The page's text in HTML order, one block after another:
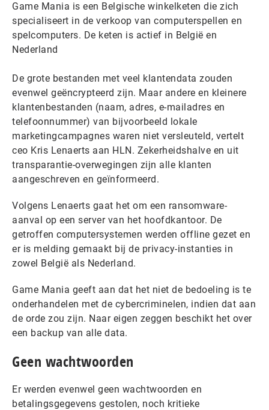
Game Mania is een Belgische winkelketen die zich
specialiseert in de verkoop van computerspellen en
spelcomputers. De keten is actief in België en
Nederland
De grote bestanden met veel klantendata zouden
evenwel geëncrypteerd zijn. Maar andere en kleinere
klantenbestanden (naam, adres, e-mailadres en
telefoonnummer) van bijvoorbeeld lokale
marketingcampagnes waren niet versleuteld, vertelt
ceo Kris Lenaerts aan HLN. Zekerheidshalve en uit
transparantie-overwegingen zijn alle klanten
aangeschreven en geïnformeerd.
Volgens Lenaerts gaat het om een ransomware-
aanval op een server van het hoofdkantoor. De
getroffen computersystemen werden offline gezet en
er is melding gemaakt bij de privacy-instanties in
zowel België als Nederland.
Game Mania geeft aan dat het niet de bedoeling is te
onderhandelen met de cybercriminelen, indien dat aan
de orde zou zijn. Naar eigen zeggen beschikt het over
een backup van alle data.
Geen wachtwoorden
Er werden evenwel geen wachtwoorden en
betalingsgegevens gestolen, noch kritieke